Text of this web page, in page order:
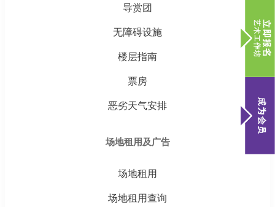
导赏团
无障碍设施
楼层指南
票房
恶劣天气安排
场地租用及广告
场地租用
场地租用查询